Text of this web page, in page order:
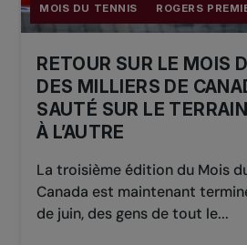
MOIS DU TENNIS ROGERS
RETOUR SUR LE MOIS
DES MILLIERS DE
SAUTÉ SUR LE
À L’AUTRE
La troisième édition du Mois
Canada est maintenant
de juin, des gens de tout le...